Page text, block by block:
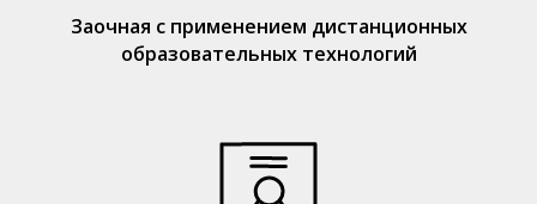
Заочная с применением дистанционных
образовательных технологий